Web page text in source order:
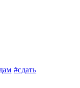
#сдать